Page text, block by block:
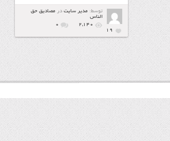
توسط: مدیر سایت در مصاديق حق
الناس
2,140
۰
19